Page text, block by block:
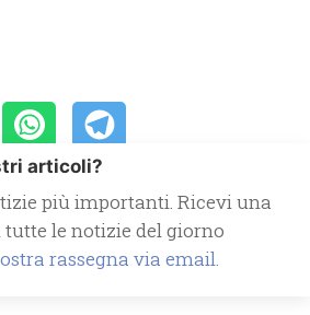
articoli?
più importanti. Ricevi una
tutte le notizie del giorno
rassegna via email.